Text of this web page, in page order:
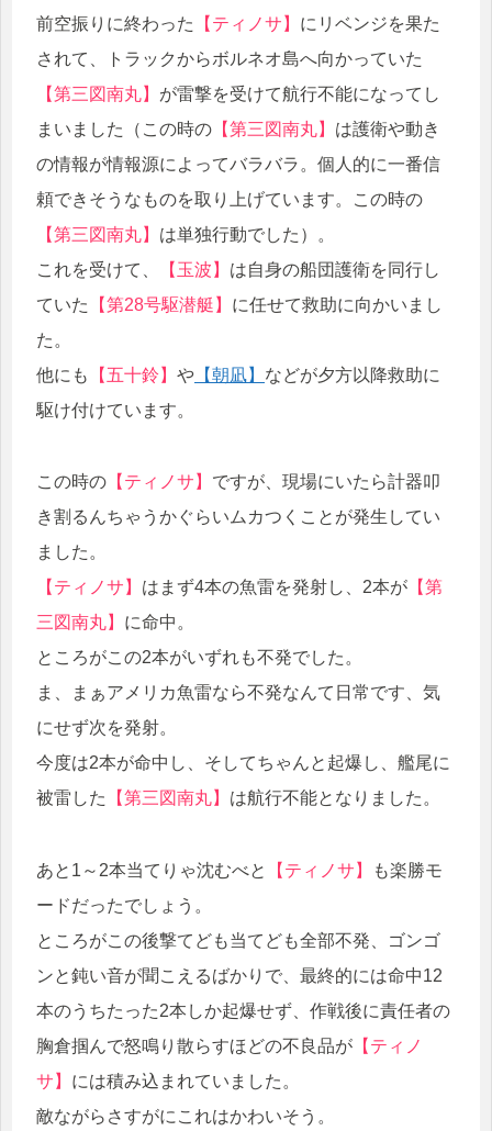
前空振りに終わった
【ティノサ】 にリベンジを果た
されて、トラックからボルネオ島へ向かっていた
【第三図南丸】 が雷撃を受けて航行不能になってし
まいました（この時の 【第三図南丸】 は護衛や動き
の情報が情報源によってバラバラ。個人的に一番信
頼できそうなものを取り上げています。この時の
【第三図南丸】 は単独行動でした）。
これを受けて、
【玉波】 は自身の船団護衛を同行し
ていた
【第28号駆潜艇】 に任せて救助に向かいまし
た。
他にも
【五十鈴】 や 【朝凪】 などが夕方以降救助に
駆け付けています。
この時の 【ティノサ】 ですが、現場にいたら計器叩
き割るんちゃうかぐらいムカつくことが発生してい
ました。
【ティノサ】 はまず4本の魚雷を発射し、2本が 【第
三図南丸】 に命中。
ところがこの2本がいずれも不発でした。
ま、まぁアメリカ魚雷なら不発なんて日常です、気
にせず次を発射。
今度は2本が命中し、そしてちゃんと起爆し、艦尾に
被雷した
【第三図南丸】 は航行不能となりました。
あと1～2本当てりゃ沈むべと 【ティノサ】
も楽勝モ
ードだったでしょう。
ところがこの後撃てども当てども全部不発、ゴンゴ
ンと鈍い音が聞こえるばかりで、最終的には命中12
本のうちたった2本しか起爆せず、作戦後に責任者の
胸倉掴んで怒鳴り散らすほどの不良品が 【ティノ
サ】 には積み込まれていました。
敵ながらさすがにこれはかわいそう。